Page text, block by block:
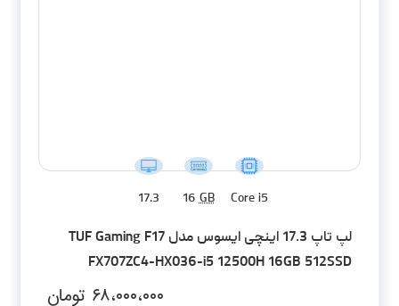
Core i5
16 GB
17.3
لپ تاپ 17.3 اینچی ایسوس مدل TUF Gaming F17
FX707ZC4-HX036-i5 12500H 16GB 512SSD
۶۸،۰۰۰،۰۰۰ تومان